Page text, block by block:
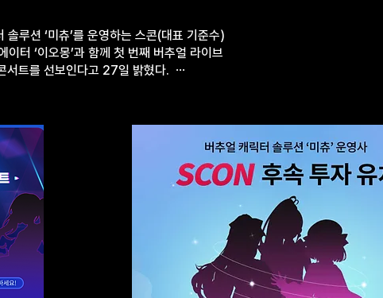
솔루션 ‘미츄’를 운영하는 스콘(대표 기준수)
이터 ‘이오몽’과 함께 첫 번째 버추얼 라이브
서트를 선보인다고 27일 밝혔다. ⋯